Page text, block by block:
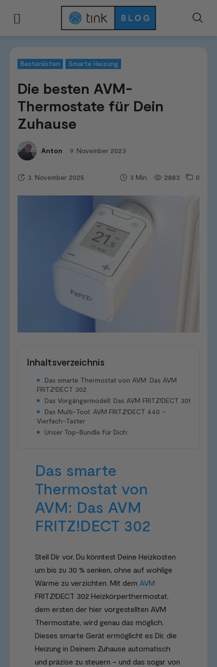
Bestenlisten Smarte Heizung
Die besten AVM-
Thermostate für Dein
Zuhause
Anton 9. November 2023
0
2883
3 Min.
3. November 2025
Inhaltsverzeichnis
Das smarte Thermostat von AVM: Das AVM
FRITZ!DECT 302
Das Vorgängermodell: Das AVM FRITZ!DECT 301
Das Multi-Tool: AVM FRITZ!DECT 440 –
Vierfach-Taster
Unser Top-Bundle für Dich:
Das smarte
Thermostat von
AVM: Das AVM
FRITZ!DECT 302
Stell Dir vor, Du könntest Deine Heizkosten
um bis zu 30 % senken, ohne auf wohlige
Wärme zu verzichten. Mit dem AVM
FRITZ!DECT 302 Heizkörperthermostat,
dem ersten der hier vorgestellten AVM
Thermostate, wird genau das möglich.
Dieses smarte Gerät ermöglicht es Dir, die
Heizung in Deinem Zuhause automatisch
und präzise zu steuern – und das sogar von